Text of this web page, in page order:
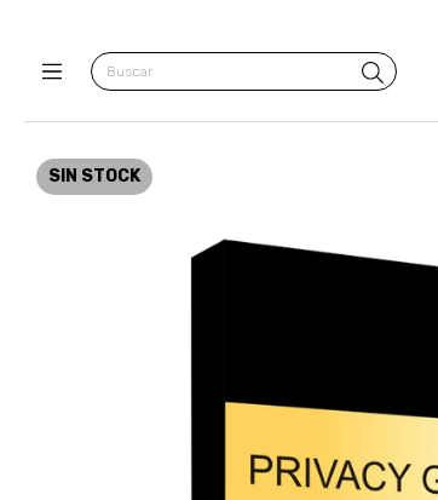
SIN STOCK